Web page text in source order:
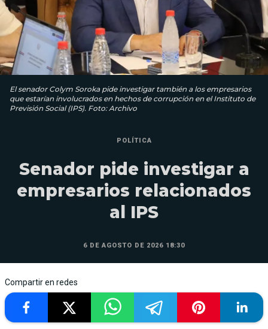
El senador Colym Soroka pide investigar también a los empresarios
que estarían involucrados en hechos de corrupción en el Instituto de
Previsión Social (IPS). Foto: Archivo
POLÍTICA
Senador pide investigar a
empresarios relacionados
al IPS
6 DE AGOSTO DE 2026 18:30
Compartir en redes